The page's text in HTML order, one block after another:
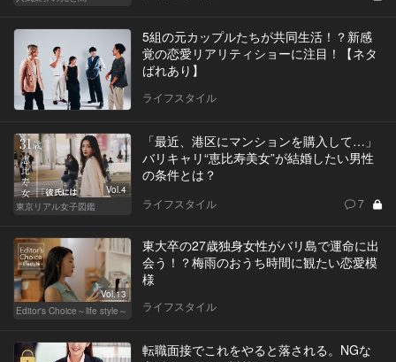
5組の元カップルたちが共同生活！？新感
覚の恋愛リアリティショーに注目！【ネタ
ばれあり】
ライフスタイル
Vol.4
東京リアル女子図鑑
「最近、港区にマンションを購入して…」
バリキャリ“恵比寿美女”が結婚したい男性
の条件とは？
ライフスタイル 7
Vol.13
Editor's Choice～life style～
東大卒の27歳独身女性がバリ島で運命に出
会う！？梅雨のおうち時間に観たい恋愛模
様
ライフスタイル
転職面接でこれをやると落される。NGな